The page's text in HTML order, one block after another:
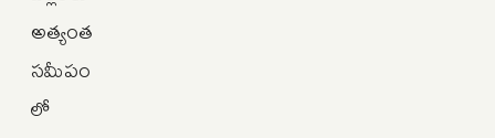
అత్యంత
సమీపం
లో